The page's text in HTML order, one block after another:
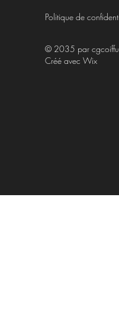
Politique de
© 2035 par
Créé avecWix